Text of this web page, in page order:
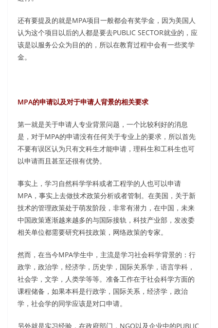
还有要提及的就是MPA项目一般都会有奖学金，因为美国人
认为这个项目以后的人都是要去PUBLIC SECTOR就业的，应
该是以服务公众为目的的，所以在教育过程中会有一些奖学
金。
MPA的申请以及对于申请人背景的相关要求
第一就是关于申请人专业背景问题，一个比较利好的消息
是，对于MPA的申请没有任何关于专业上的要求，所以首先
不要有误区认为只有文科生才能申请，理科生和工科生也可
以申请而且甚至还很有优势。
事实上，学习自然科学学科或者工程学的人也可以申请
MPA，事实上去做技术政策分析或者管制。在美国，关于新
技术的管理政策处于萌发阶段，非常有潜力，在中国，未来
中国政策逐渐越来越多的与国际接轨，科技产业部，发改委
相关单位都需要研究科技政策，网络政策的专家。
然而，在当今MPA学生中，主流是学习社会科学背景的：行
政学，政治学，经济学，历史学，国际关系学，语言学科，
社会学，文学，人类学等等。准备工作在于社会科学方面的
课程储备，如果本科是行政学，国际关系，经济学，政治
学，社会学的同学应该是对口申请。
另外就是实习经验，在政府部门，NGO以及企业中的PUBLIC